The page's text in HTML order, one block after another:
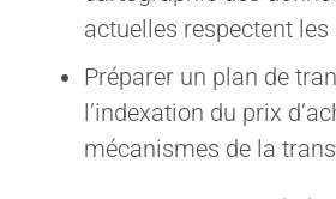
actuelles respectent
Préparer un plan de
l’indexation du prix
mécanismes de la